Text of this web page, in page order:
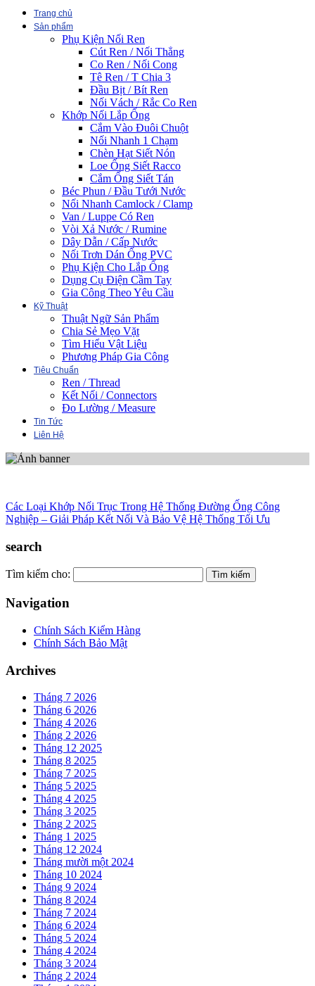
Trang chủ
Sản phẩm
Phụ Kiện Nối Ren
Cút Ren / Nối Thẳng
Co Ren / Nối Cong
Tê Ren / T Chia 3
Đầu Bịt / Bít Ren
Nối Vách / Rắc Co Ren
Khớp Nối Lắp Ống
Cắm Vào Đuôi Chuột
Nối Nhanh 1 Chạm
Chèn Hạt Siết Nón
Loe Ống Siết Racco
Cắm Ống Siết Tán
Béc Phun / Đầu Tưới Nước
Nối Nhanh Camlock / Clamp
Van / Luppe Có Ren
Vòi Xả Nước / Rumine
Dây Dẫn / Cấp Nước
Nối Trơn Dán Ống PVC
Phụ Kiện Cho Lắp Ống
Dụng Cụ Điện Cầm Tay
Gia Công Theo Yêu Cầu
Kỹ Thuật
Thuật Ngữ Sản Phẩm
Chia Sẻ Mẹo Vặt
Tìm Hiểu Vật Liệu
Phương Pháp Gia Công
Tiêu Chuẩn
Ren / Thread
Kết Nối / Connectors
Đo Lường / Measure
Tin Tức
Liên Hệ
Các Loại Khớp Nối Trục Trong Hệ Thống Đường Ống Công
Nghiệp – Giải Pháp Kết Nối Và Bảo Vệ Hệ Thống Tối Ưu
search
Tìm kiếm cho:
Navigation
Chính Sách Kiểm Hàng
Chính Sách Bảo Mật
Archives
Tháng 7 2026
Tháng 6 2026
Tháng 4 2026
Tháng 2 2026
Tháng 12 2025
Tháng 8 2025
Tháng 7 2025
Tháng 5 2025
Tháng 4 2025
Tháng 3 2025
Tháng 2 2025
Tháng 1 2025
Tháng 12 2024
Tháng mười một 2024
Tháng 10 2024
Tháng 9 2024
Tháng 8 2024
Tháng 7 2024
Tháng 6 2024
Tháng 5 2024
Tháng 4 2024
Tháng 3 2024
Tháng 2 2024